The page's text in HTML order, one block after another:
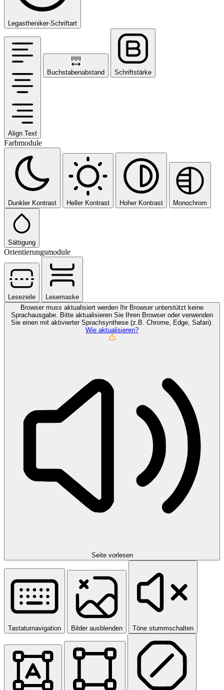
Legastheniker-Schriftart
Align Text
Buchstabenabstand Schriftstärke
Farbmodule
Dunkler Kontrast Heller Kontrast Hoher Kontrast Monochrom
Sättigung
Orientierungsmodule
Lesezeile
Lesemaske
Browser muss aktualisiert werden
Ihr Browser unterstützt keine
Sprachausgabe. Bitte aktualisieren Sie Ihren Browser oder verwenden
Sie einen mit aktivierter Sprachsynthese (z.B. Chrome, Edge, Safari).
Wie aktualisieren?
Seite vorlesen
Tastaturnavigation Bilder ausblenden Töne stummschalten